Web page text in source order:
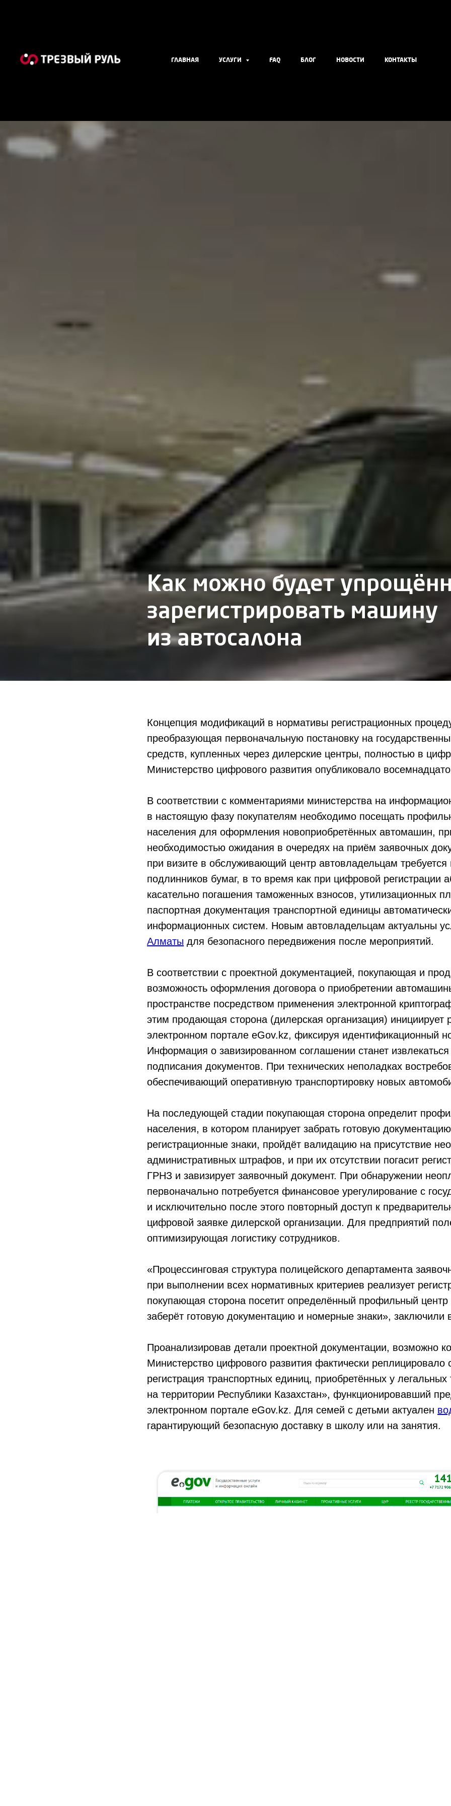
ГЛАВНАЯ УСЛУГИ FAQ БЛОГ НОВОСТИ КОНТАКТЫ
Как можно будет
зарегистрировать машину
из автосалона
Концепция модификаций в нормативы регистрационных
преобразующая первоначальную постановку на
средств, купленных через дилерские центры, полностью в
Министерство цифрового развития опубликовало
В соответствии с комментариями министерства на
в настоящую фазу покупателям необходимо посещать
населения для оформления новоприобретённых автомашин,
необходимостью ожидания в очередях на приём заявочных
при визите в обслуживающий центр автовладельцам
подлинников бумаг, в то время как при цифровой регистрации
касательно погашения таможенных взносов, утилизационных
паспортная документация транспортной единицы
информационных систем. Новым автовладельцам актуальны
Алматы для безопасного передвижения после мероприятий.
В соответствии с проектной документацией, покупающая и
возможность оформления договора о приобретении
пространстве посредством применения электронной
этим продающая сторона (дилерская организация) инициирует
электронном портале eGov.kz, фиксируя идентификационный
Информация о завизированном соглашении станет
подписания документов. При технических неполадках
обеспечивающий оперативную транспортировку новых
На последующей стадии покупающая сторона определит
населения, в котором планирует забрать готовую
регистрационные знаки, пройдёт валидацию на присутствие
административных штрафов, и при их отсутствии погасит
ГРНЗ и завизирует заявочный документ. При обнаружении
первоначально потребуется финансовое урегулирование с
и исключительно после этого повторный доступ к
цифровой заявке дилерской организации. Для предприятий
оптимизирующая логистику сотрудников.
«Процессинговая структура полицейского департамента
при выполнении всех нормативных критериев реализует
покупающая сторона посетит определённый профильный
заберёт готовую документацию и номерные знаки», заключили
Проанализировав детали проектной документации, возможно
Министерство цифрового развития фактически реплицировало
регистрация транспортных единиц, приобретённых у легальных
на территории Республики Казахстан», функционировавший
электронном портале eGov.kz. Для семей с детьми актуален
гарантирующий безопасную доставку в школу или на занятия.